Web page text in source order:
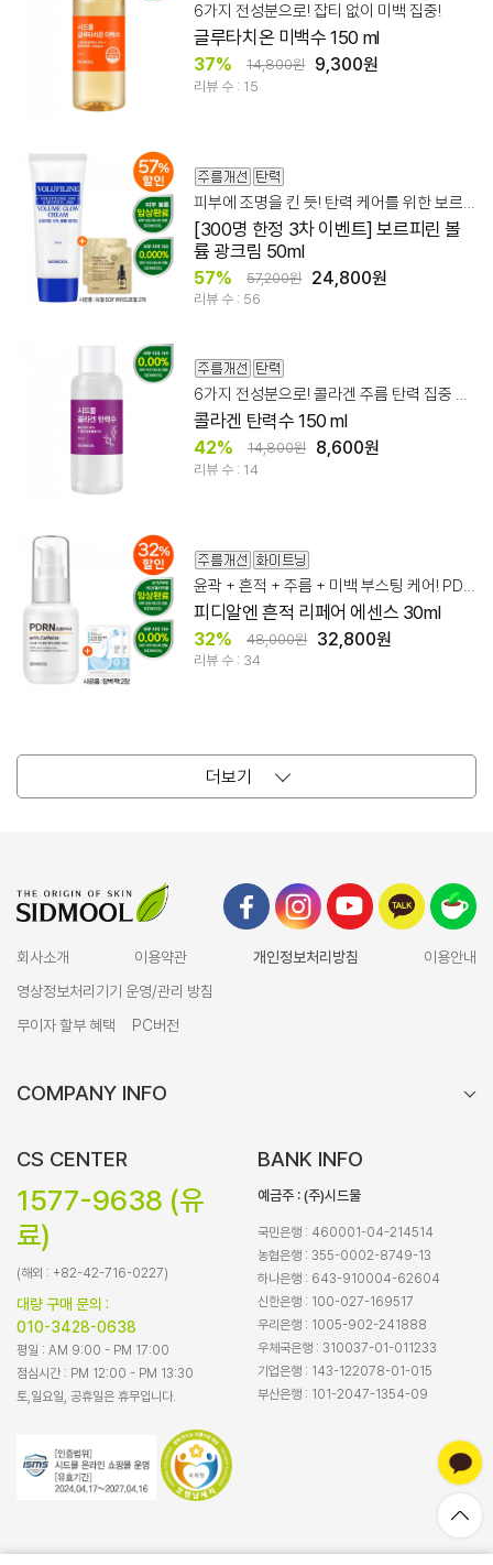
6가지 전성분으로! 잡티 없이 미백 집중!
글루타치온 미백수 150 ml
37% 14,800원 9,300원
리뷰 수 : 15
피부에 조명을 킨 듯! 탄력 케어를 위한 보르피린 광크림
[300명 한정 3차 이벤트] 보르피린 볼
륨 광크림 50ml
57% 57,200원 24,800원
리뷰 수 : 56
6가지 전성분으로! 콜라겐 주름 탄력 집중 관리!
콜라겐 탄력수 150 ml
42% 14,800원 8,600원
리뷰 수 : 14
피디알엔 흔적 리페어 에센스 30ml
32% 48,000원 32,800원
리뷰 수 : 34
더보기
회사소개 이용약관 개인정보처리방침
이용안내
영상정보처리기기 운영/관리 방침
무이자 할부 혜택
PC버전
COMPANY INFO
CS CENTER
1577-9638 (유
료)
(해외 : +82-42-716-0227)
대량 구매 문의 :
010-3428-0638
평일 : AM 9:00 - PM 17:00
점심시간 : PM 12:00 - PM 13:30
토,일요일, 공휴일은 휴무입니다.
BANK INFO
예금주 : (주)시드물
국민은행 : 460001-04-214514
농협은행 : 355-0002-8749-13
하나은행 : 643-910004-62604
신한은행 : 100-027-169517
우리은행 : 1005-902-241888
우체국은행 : 310037-01-011233
기업은행 : 143-122078-01-015
부산은행 : 101-2047-1354-09